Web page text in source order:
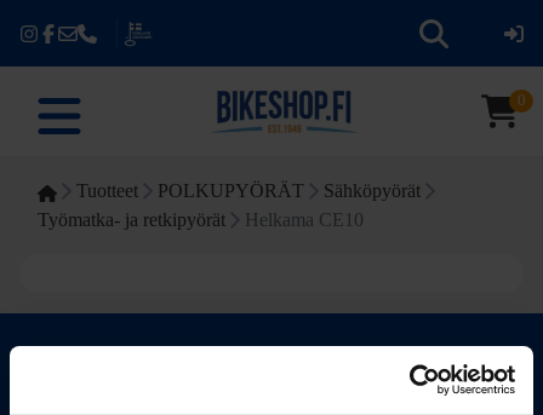
0
Tuotteet POLKUPYÖRÄT
Sähköpyörät
Työmatka- ja retkipyörät
Helkama CE10